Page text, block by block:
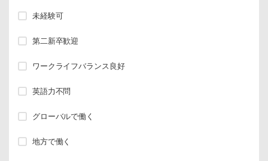
未経験可
第二新卒歓迎
ワークライフバランス良好
英語力不問
グローバルで働く
地方で働く